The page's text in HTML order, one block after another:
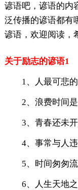
谚语吧，谚语的内
泛传播的谚语都有
谚语，欢迎阅读，
关于励志的谚语1
1、人最可悲
2、浪费时间
3、青春还未
4、事常与人
5、时间匆匆
6、人生天地